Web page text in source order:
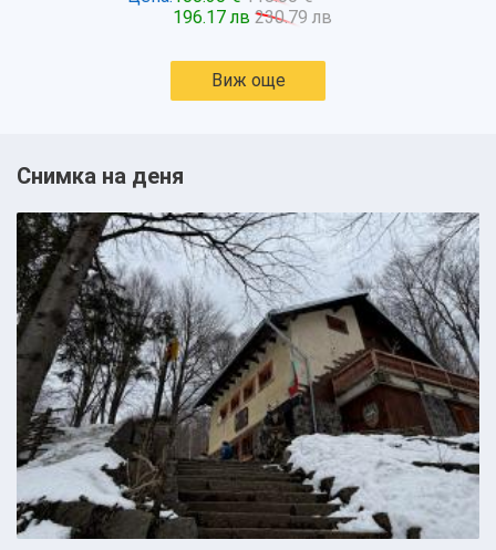
196.17 лв 230.79 лв
Виж още
Снимка на деня